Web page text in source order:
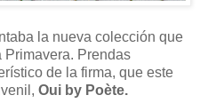
la nueva colección que
Primavera. Prendas
de la firma, que este
Oui by Poète.